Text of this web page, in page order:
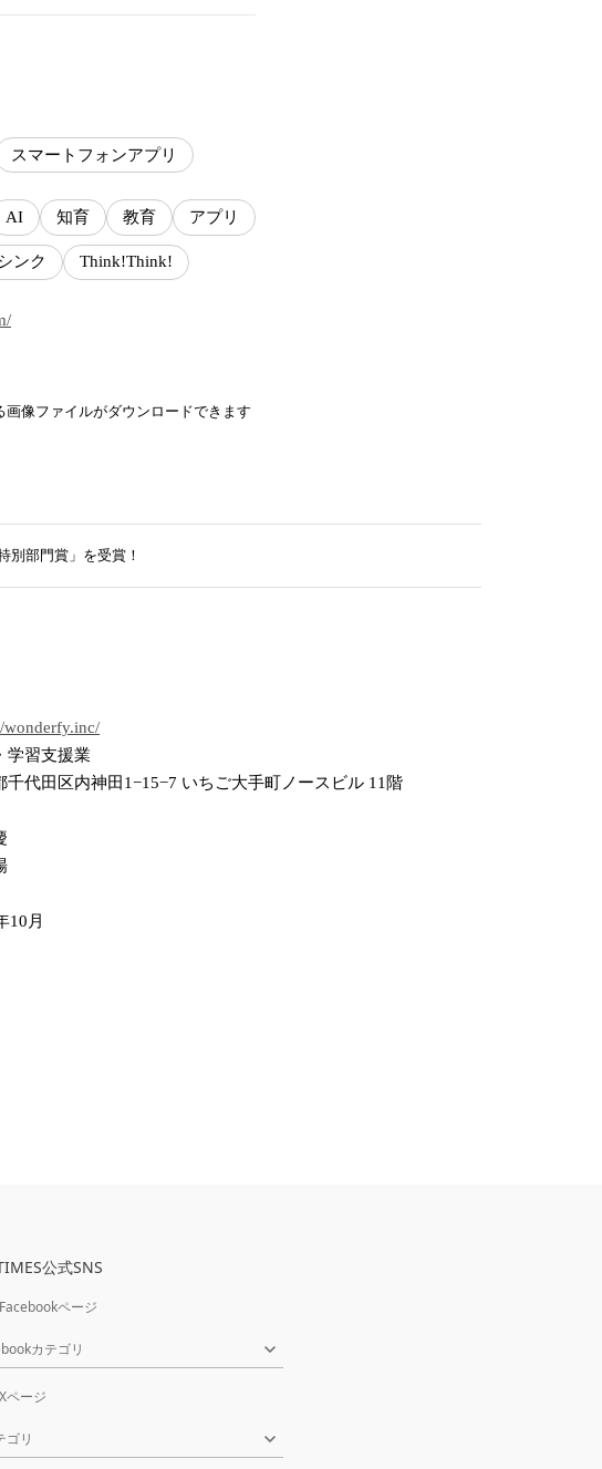
スマートフォンアプリ
AI 知育 教育 アプリ
ンク Think!Think!
像ファイルがダウンロードできます
別部門賞」を受賞！
wonderfy.inc/
学習支援業
千代田区内神田1−15−7 いちご大手町ノースビル 11階
10月
公式SNS
ページ
カテゴリ
ページ
ゴリ